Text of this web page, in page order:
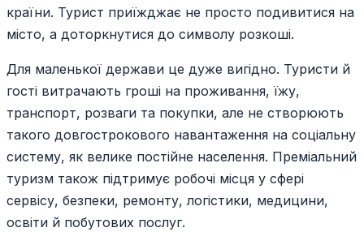
країни. Турист приїжджає не просто подивитися на
місто, а доторкнутися до символу розкоші.
Для маленької держави це дуже вигідно. Туристи й
гості витрачають гроші на проживання, їжу,
транспорт, розваги та покупки, але не створюють
такого довгострокового навантаження на соціальну
систему, як велике постійне населення. Преміальний
туризм також підтримує робочі місця у сфері
сервісу, безпеки, ремонту, логістики, медицини,
освіти й побутових послуг.